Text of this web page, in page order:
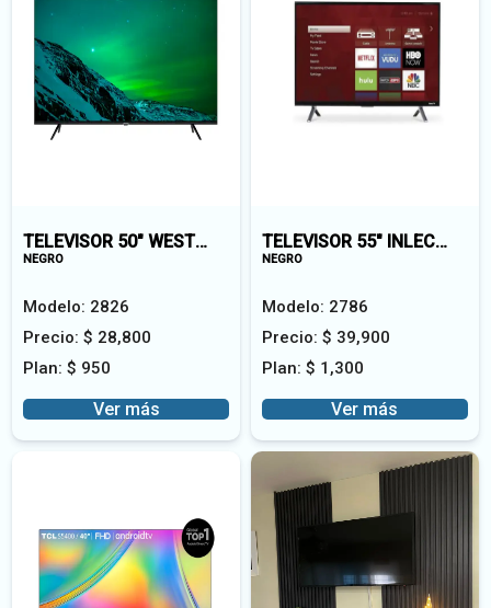
TELEVISOR 50" WESTINTEC 4K S-8050FHD
NEGRO
Modelo: 2826
Precio:$ 28,800
Plan:$ 950
Ver más
TELEVISOR 55" INLEC SMART
NEGRO
Modelo: 2786
Precio: $ 39,900
Plan: $ 1,300
Ver más